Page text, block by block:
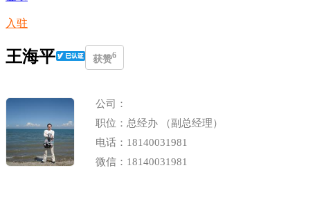
入驻
王海平 获赞6
公司：
职位：总经办 （副总经理）
电话：18140031981
微信：18140031981